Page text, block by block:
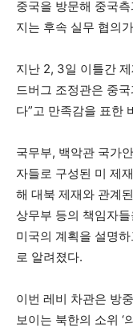
중국을 방문해 중국
지는 후속 실무 협의
지난 2, 3일 이틀간
드버그 조정관은 중
다”고 만족감을 표한
국무부, 백악관 국가
자들로 구성된 미 제
해 대북 제재와 관계
상무부 등의 책임자
미국의 계획을 설명
로 알려졌다.
이번 레비 차관은 방
보이는 북한의 소위 ‘